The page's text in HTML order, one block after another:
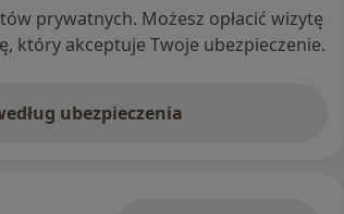
prywatnych. Możesz opłacić wizytę
który akceptuje Twoje ubezpieczenie.
ubezpieczenia